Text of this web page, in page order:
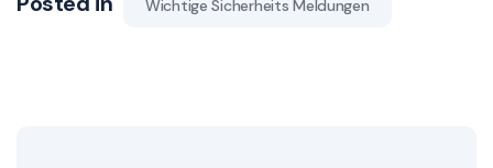
Wichtige Sicherheits Meldungen